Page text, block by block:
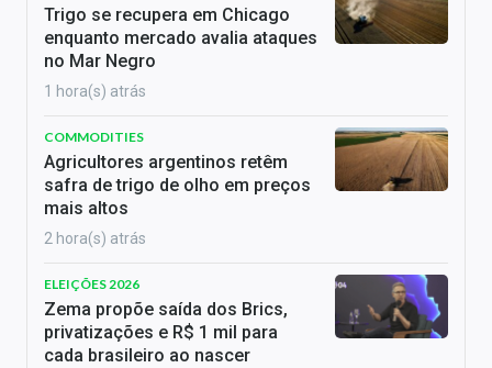
Trigo se recupera em Chicago
enquanto mercado avalia ataques
no Mar Negro
1 hora(s) atrás
COMMODITIES
Agricultores argentinos retêm
safra de trigo de olho em preços
mais altos
2 hora(s) atrás
ELEIÇÕES 2026
Zema propõe saída dos Brics,
privatizações e R$ 1 mil para
cada brasileiro ao nascer